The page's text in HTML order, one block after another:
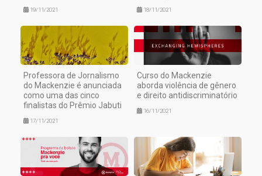
19/11/2021 18/11/2021
Professora de Jornalismo
do Mackenzie é anunciada
como uma das cinco
finalistas do Prêmio Jabuti
17/11/2021
Curso do Mackenzie
aborda violência de gênero
e direito antidiscriminatório
16/11/2021